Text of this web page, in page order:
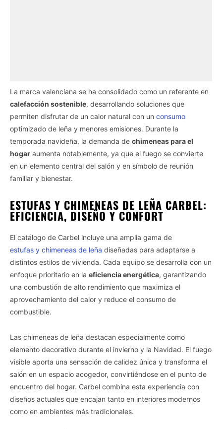
La marca valenciana se ha consolidado como un referente en
calefacción sostenible, desarrollando soluciones que
permiten disfrutar de un calor natural con un consumo
optimizado de leña y menores emisiones. Durante la
temporada navideña, la demanda de chimeneas para el
hogar aumenta notablemente, ya que el fuego se convierte
en un elemento central del salón y en símbolo de reunión
familiar y bienestar.
ESTUFAS Y CHIMENEAS DE LEÑA CARBEL:
EFICIENCIA, DISEÑO Y CONFORT
El catálogo de Carbel incluye una amplia gama de
estufas y chimeneas de leña diseñadas para adaptarse a
distintos estilos de vivienda. Cada equipo se desarrolla con un
enfoque prioritario en la eficiencia energética, garantizando
una combustión de alto rendimiento que maximiza el
aprovechamiento del calor y reduce el consumo de
combustible.
Las chimeneas de leña destacan especialmente como
elemento decorativo durante el invierno y la Navidad. El fuego
visible aporta una sensación de calidez única y transforma el
salón en un espacio acogedor, convirtiéndose en el punto de
encuentro del hogar. Carbel combina esta experiencia con
diseños actuales que encajan tanto en interiores modernos
como en ambientes más tradicionales.